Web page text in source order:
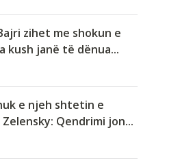
zihet me shokun e
kush janë të dënua...
e njeh shtetin e
Zelensky: Qendrimi jon...